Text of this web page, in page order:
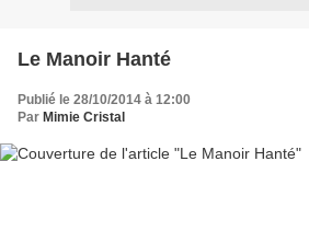
Le Manoir Hanté
Publié le 28/10/2014 à 12:00
Par Mimie Cristal